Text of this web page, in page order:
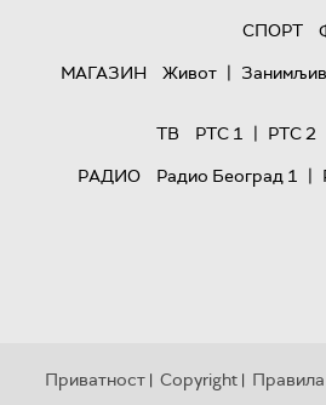
СПОРТ
МАГАЗИН
Живот |
ТВ
РТС 1 | РТС 2
РАДИО
Радио Београд 1 |
Приватност | Copyright | Правила